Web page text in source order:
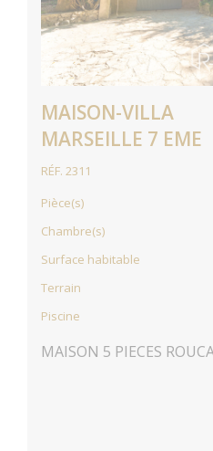
MAISON-VILLA
MARSEILLE 7 EME
RÉF. 2311
Pièce(s)
Chambre(s)
Surface habitable
Terrain
Piscine
MAISON 5 PIECES